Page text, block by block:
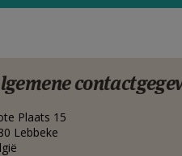
Plaats 15
Lebbeke